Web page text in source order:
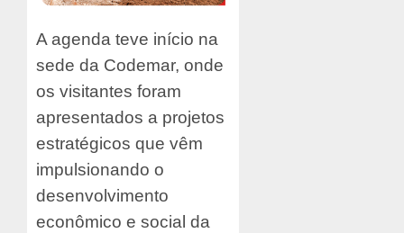
A agenda teve início na
sede da Codemar, onde
os visitantes foram
apresentados a projetos
estratégicos que vêm
impulsionando o
desenvolvimento
econômico e social da